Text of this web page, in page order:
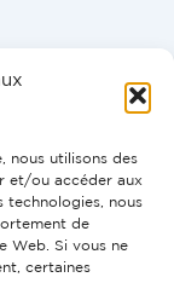
nous utilisons des
et/ou accéder aux
technologies, nous
de
Web. Si vous ne
certaines